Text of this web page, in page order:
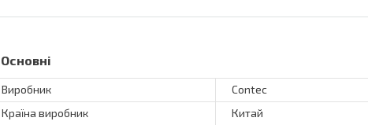
Основні
Виробник
Contec
Країна виробник
Китай